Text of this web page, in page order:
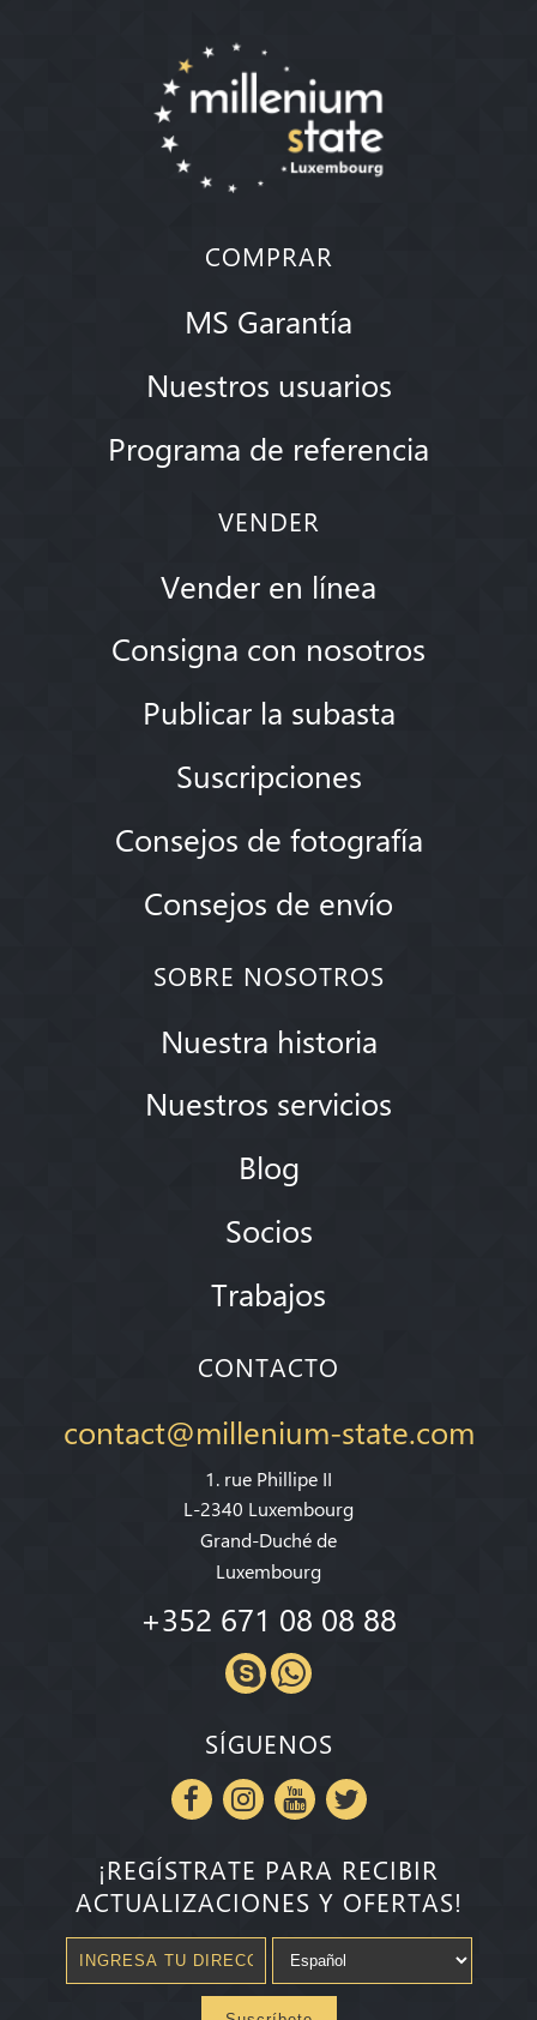
COMPRAR
MS Garantía
Nuestros usuarios
Programa de referencia
VENDER
Vender en línea
Consigna con nosotros
Publicar la subasta
Suscripciones
Consejos de fotografía
Consejos de envío
SOBRE NOSOTROS
Nuestra historia
Nuestros servicios
Blog
Socios
Trabajos
CONTACTO
contact@millenium-state.com
1. rue Phillipe II
L-2340 Luxembourg
Grand-Duché de
Luxembourg
+352 671 08 08 88
SÍGUENOS
¡REGÍSTRATE PARA RECIBIR
ACTUALIZACIONES Y OFERTAS!